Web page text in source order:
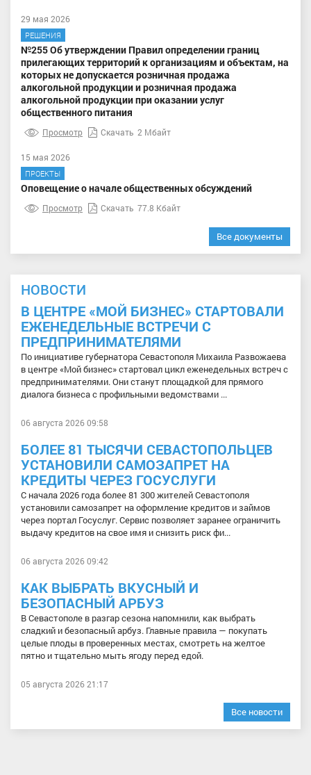
29 мая 2026
РЕШЕНИЯ
№255 Об утверждении Правил определении границ
прилегающих территорий к организациям и объектам, на
которых не допускается розничная продажа
алкогольной продукции и розничная продажа
алкогольной продукции при оказании услуг
общественного питания
Просмотр Скачать 2 Мбайт
15 мая 2026
ПРОЕКТЫ
Оповещение о начале общественных обсуждений
Просмотр Скачать 77.8 Кбайт
Все документы
НОВОСТИ
В ЦЕНТРЕ «МОЙ БИЗНЕС» СТАРТОВАЛИ
ЕЖЕНЕДЕЛЬНЫЕ ВСТРЕЧИ С
ПРЕДПРИНИМАТЕЛЯМИ
По инициативе губернатора Севастополя Михаила Развожаева
в центре «Мой бизнес» стартовал цикл еженедельных встреч с
предпринимателями. Они станут площадкой для прямого
диалога бизнеса с профильными ведомствами ...
06 августа 2026 09:58
БОЛЕЕ 81 ТЫСЯЧИ СЕВАСТОПОЛЬЦЕВ
УСТАНОВИЛИ САМОЗАПРЕТ НА
КРЕДИТЫ ЧЕРЕЗ ГОСУСЛУГИ
С начала 2026 года более 81 300 жителей Севастополя
установили самозапрет на оформление кредитов и займов
через портал Госуслуг. Сервис позволяет заранее ограничить
выдачу кредитов на свое имя и снизить риск фи...
06 августа 2026 09:42
КАК ВЫБРАТЬ ВКУСНЫЙ И
БЕЗОПАСНЫЙ АРБУЗ
В Севастополе в разгар сезона напомнили, как выбрать
сладкий и безопасный арбуз. Главные правила — покупать
целые плоды в проверенных местах, смотреть на желтое
пятно и тщательно мыть ягоду перед едой.
05 августа 2026 21:17
Все новости